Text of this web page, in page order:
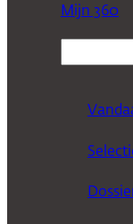
Mijn 360